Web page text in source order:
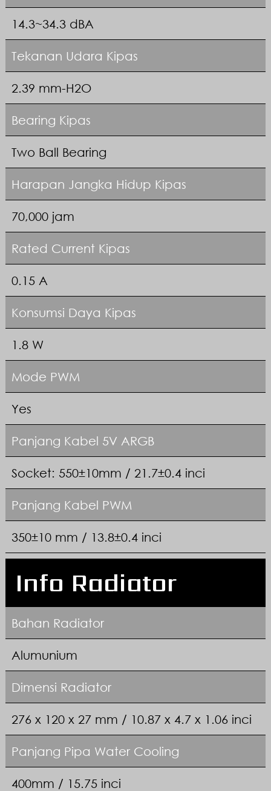
14.3~34.3 dBA
Tekanan Udara Kipas
2.39 mm-H2O
Bearing Kipas
Two Ball Bearing
Harapan Jangka Hidup Kipas
70,000 jam
Rated Current Kipas
0.15 A
Konsumsi Daya Kipas
1.8 W
Mode PWM
Yes
Panjang Kabel 5V ARGB
Socket: 550±10mm / 21.7±0.4 inci
Panjang Kabel PWM
350±10 mm / 13.8±0.4 inci
Info Radiator
Bahan Radiator
Alumunium
Dimensi Radiator
276 x 120 x 27 mm / 10.87 x 4.7 x 1.06 inci
Panjang Pipa Water Cooling
400mm / 15.75 inci